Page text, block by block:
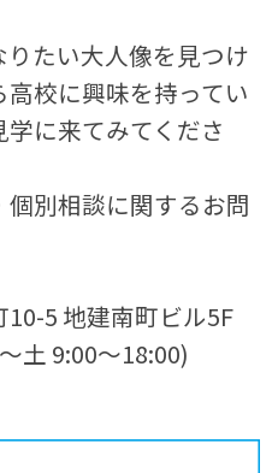
たい大人像を見つけ
校に興味を持ってい
に来てみてくださ
別相談に関するお問
5 地建南町ビル5F
土 9:00～18:00)